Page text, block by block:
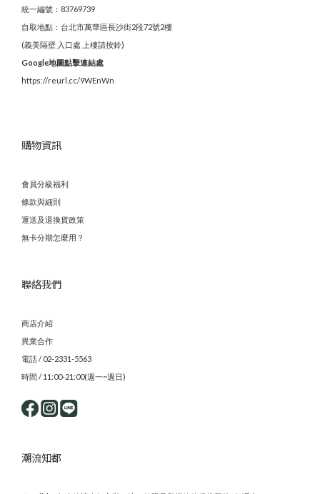
統一編號：83769739
自取地點：台北市萬華區長沙街2段72號2樓
(義美隔壁 入口處 上樓請按鈴)
Google地圖點擊連結處
https://reurl.cc/9WEnWn
購物資訊
會員分級福利
條款與細則
運送及退換貨政策
無卡分期怎麼用？
聯絡我們
商店介紹
異業合作
電話 / 02-2331-5563
時間 / 11:00-21:00(週一~週日)
潮流知都